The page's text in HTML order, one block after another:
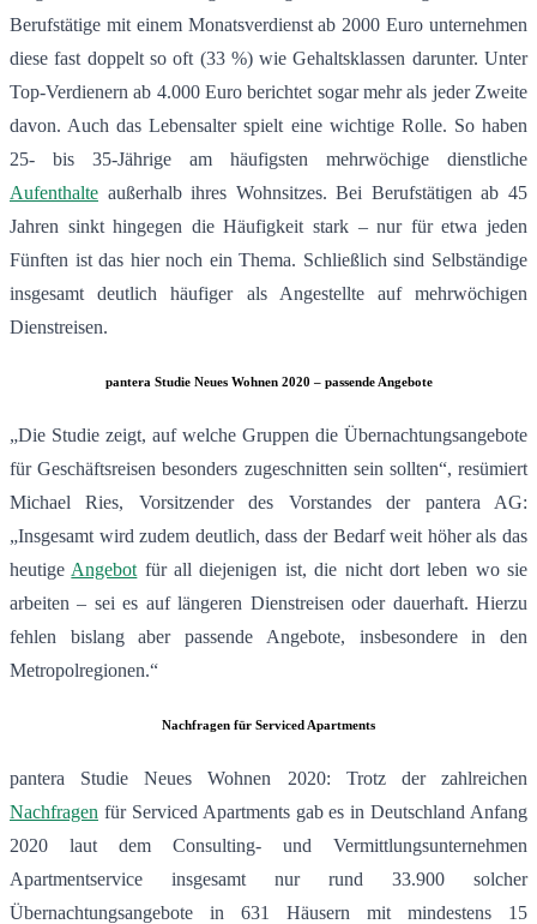
Berufstätige mit einem Monatsverdienst ab 2000 Euro unternehmen
diese fast doppelt so oft (33 %) wie Gehaltsklassen darunter. Unter
Top-Verdienern ab 4.000 Euro berichtet sogar mehr als jeder Zweite
davon. Auch das Lebensalter spielt eine wichtige Rolle. So haben
25- bis 35-Jährige am häufigsten mehrwöchige dienstliche
Aufenthalte außerhalb ihres Wohnsitzes. Bei Berufstätigen ab 45
Jahren sinkt hingegen die Häufigkeit stark – nur für etwa jeden
Fünften ist das hier noch ein Thema. Schließlich sind Selbständige
insgesamt deutlich häufiger als Angestellte auf mehrwöchigen
Dienstreisen.
pantera Studie Neues Wohnen 2020 – passende Angebote
„Die Studie zeigt, auf welche Gruppen die Übernachtungsangebote
für Geschäftsreisen besonders zugeschnitten sein sollten“, resümiert
Michael Ries, Vorsitzender des Vorstandes der pantera AG:
„Insgesamt wird zudem deutlich, dass der Bedarf weit höher als das
heutige Angebot für all diejenigen ist, die nicht dort leben wo sie
arbeiten – sei es auf längeren Dienstreisen oder dauerhaft. Hierzu
fehlen bislang aber passende Angebote, insbesondere in den
Metropolregionen.“
Nachfragen für Serviced Apartments
pantera Studie Neues Wohnen 2020: Trotz der zahlreichen
Nachfragen für Serviced Apartments gab es in Deutschland Anfang
2020 laut dem Consulting- und Vermittlungsunternehmen
Apartmentservice insgesamt nur rund 33.900 solcher
Übernachtungsangebote in 631 Häusern mit mindestens 15